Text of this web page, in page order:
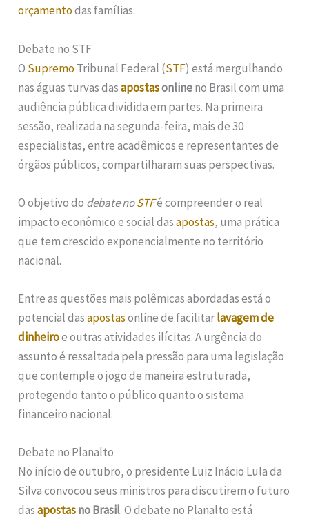
orçamentodas famílias.
Debate no STF
O SupremoTribunal Federal (STF) está mergulhando
nas águas turvas dasapostasonlineno Brasil com uma
audiência pública dividida em partes. Na primeira
sessão, realizada na segunda-feira, mais de 30
especialistas, entre acadêmicos e representantes de
órgãos públicos, compartilharam suas perspectivas.
O objetivo do debate noSTFé compreender o real
impacto econômico e social dasapostas, uma prática
que tem crescido exponencialmente no território
nacional.
Entre as questões mais polêmicas abordadas está o
potencial dasapostasonline de facilitarlavagem de
dinheiroe outras atividades ilícitas. A urgência do
assunto é ressaltada pela pressão para uma legislação
que contemple o jogo de maneira estruturada,
protegendo tanto o público quanto o sistema
financeiro nacional.
Debate no Planalto
No início de outubro, o presidente Luiz Inácio Lula da
Silva convocou seus ministros para discutirem o futuro
dasapostasno Brasil. O debate no Planalto está